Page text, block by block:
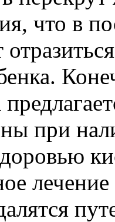
что в
при